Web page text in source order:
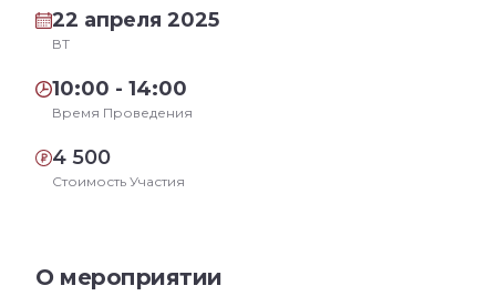
22 апреля 2025
ВТ
10:00 - 14:00
Время Проведения
4 500
Стоимость Участия
О мероприятии